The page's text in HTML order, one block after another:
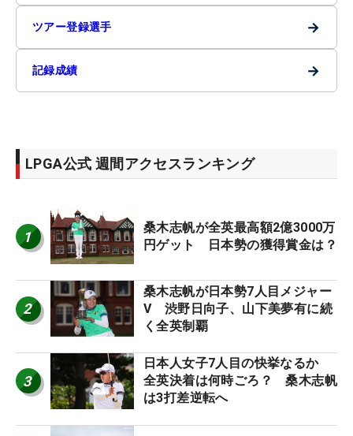
ツアー登録選手 →
記録成績 →
LPGA公式 週間アクセスランキング
1
桑木志帆が全英最高額2億3000万
円ゲット 日本勢の獲得賞金は？
2
桑木志帆が日本勢7人目メジャー
V 渋野日向子、山下美夢有に続
く全英制覇
3
日本人女子7人目の快挙なるか
全英決着は何時ごろ？ 桑木志帆
は3打差逆転へ